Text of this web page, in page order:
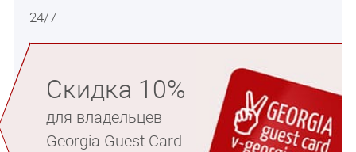
24/7
Скидка 10%
для владельцев
Georgia Guest Card